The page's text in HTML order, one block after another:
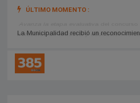
ÚLTIMO MOMENTO :
lactancia materna
profesores de artística y educación física